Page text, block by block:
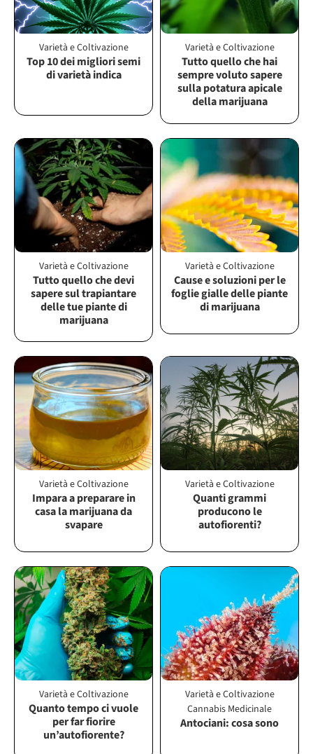
Varietà e Coltivazione
Top 10 dei migliori semi
di varietà indica
Varietà e Coltivazione
Tutto quello che hai
sempre voluto sapere
sulla potatura apicale
della marijuana
Varietà e Coltivazione
Tutto quello che devi
sapere sul trapiantare
delle tue piante di
marijuana
Varietà e Coltivazione
Cause e soluzioni per le
foglie gialle delle piante
di marijuana
Varietà e Coltivazione
Impara a preparare in
casa la marijuana da
svapare
Varietà e Coltivazione
Quanti grammi
producono le
autofiorenti?
Varietà e Coltivazione
Quanto tempo ci vuole
per far fiorire
un’autofiorente?
Varietà e Coltivazione
Cannabis Medicinale
Antociani: cosa sono